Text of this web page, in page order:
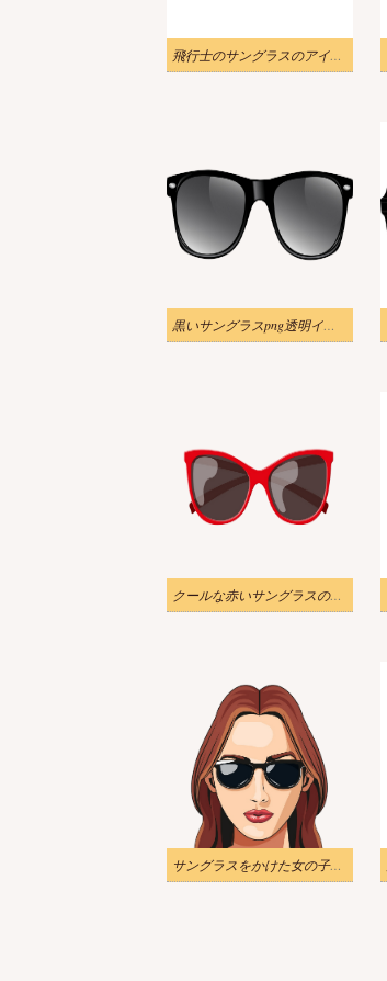
飛行士のサングラスのアイコン PNG のイラスト
黒いサングラスpng透明イラスト
クールな赤いサングラスのイラスト PNG 透過
サングラスをかけた女の子png透過イラスト